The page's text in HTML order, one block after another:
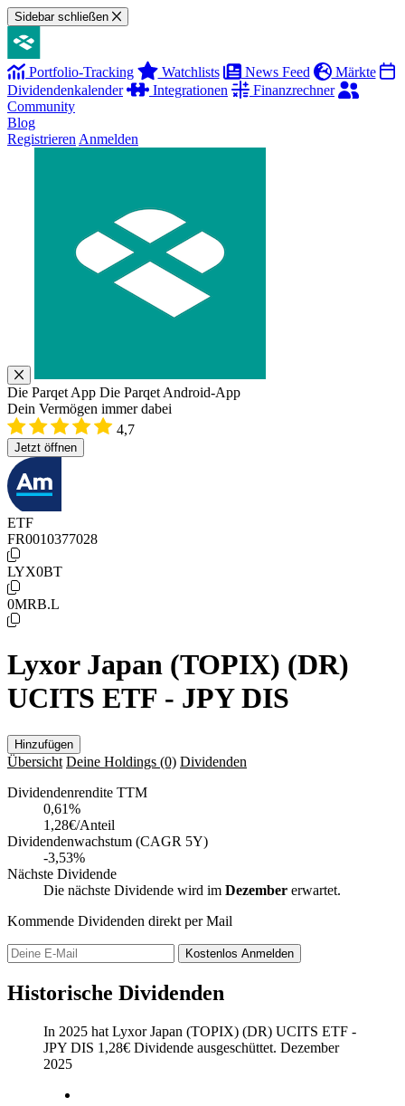
Sidebar schließen
Portfolio-Tracking Watchlists News Feed
Märkte
Dividendenkalender
Integrationen
Finanzrechner
Community
Blog
Registrieren Anmelden
Die Parqet App Die Parqet Android-App
Dein Vermögen immer dabei
4,7
Jetzt öffnen
ETF
FR0010377028
LYX0BT
0MRB.L
Lyxor Japan (TOPIX) (DR)
UCITS ETF - JPY DIS
Hinzufügen
Übersicht Deine Holdings (0) Dividenden
Dividendenrendite TTM
0,61%
1,28€/Anteil
Dividendenwachstum (CAGR 5Y)
-3,53%
Nächste Dividende
Die nächste Dividende wird im Dezember erwartet.
Kommende Dividenden direkt per Mail
Kostenlos Anmelden
Historische Dividenden
In 2025 hat Lyxor Japan (TOPIX) (DR) UCITS ETF -
JPY DIS 1,28€ Dividende ausgeschüttet. Dezember
2025